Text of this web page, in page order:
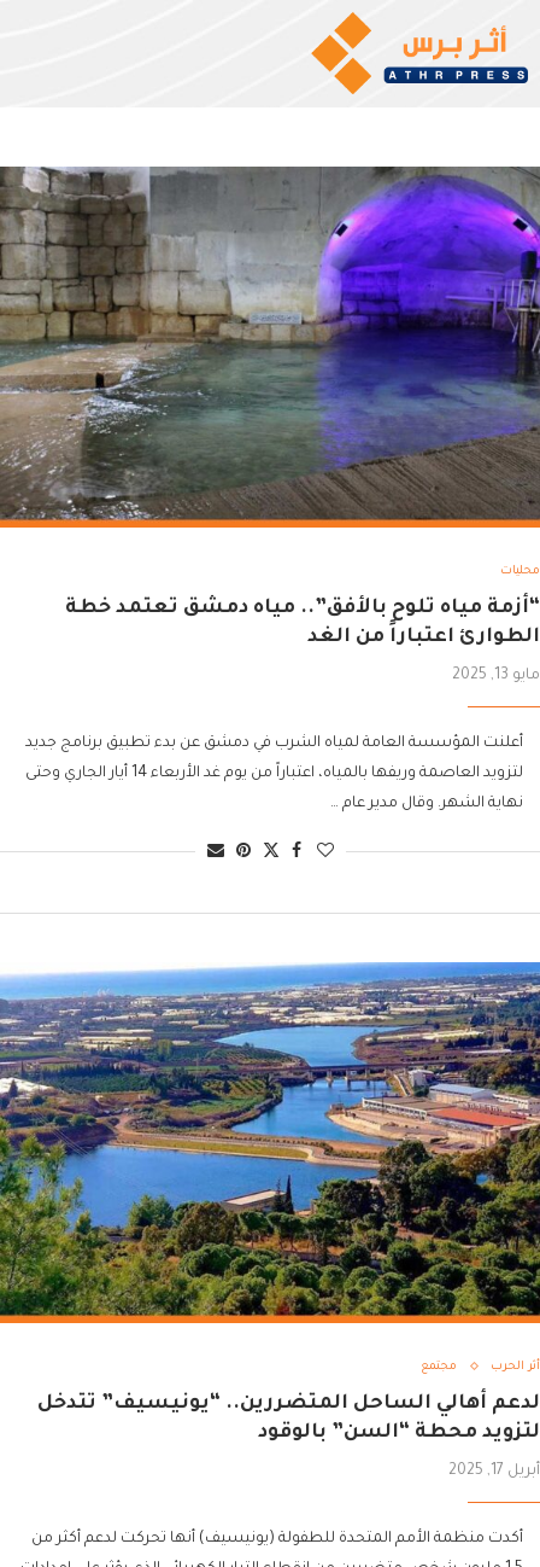
محليات
“أزمة مياه تلوح بالأفق”.. مياه دمشق تعتمد خطة
الطوارئ اعتباراً من الغد
مايو 13, 2025
أعلنت المؤسسة العامة لمياه الشرب في دمشق عن بدء تطبيق برنامج جديد
لتزويد العاصمة وريفها بالمياه، اعتباراً من يوم غد الأربعاء 14 أيار الجاري وحتى
نهاية الشهر. وقال مدير عام …
أثر الحرب مجتمع
لدعم أهالي الساحل المتضررين.. “يونيسيف” تتدخل
لتزويد محطة “السن” بالوقود
أبريل 17, 2025
أكدت منظمة الأمم المتحدة للطفولة (يونيسيف) أنها تحركت لدعم أكثر من